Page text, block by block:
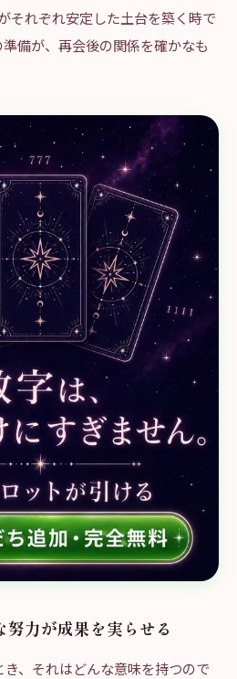
それぞれ安定した土台を築く時で
備が、再会後の関係を確かなも
力が成果を実らせる
、それはどんな意味を持つので